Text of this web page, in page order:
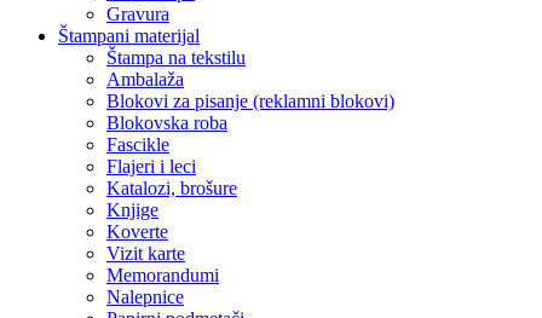
Gravura
Štampani materijal
Štampa na tekstilu
Ambalaža
Blokovi za pisanje (reklamni blokovi)
Blokovska roba
Fascikle
Flajeri i leci
Katalozi, brošure
Knjige
Koverte
Vizit karte
Memorandumi
Nalepnice